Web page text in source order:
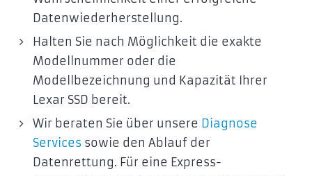
Datenwiederherstellung.
Halten Sie nach Möglichkeit die exakte
Modellnummer oder die
Modellbezeichnung und Kapazität Ihrer
Lexar SSD bereit.
Wir beraten Sie über unsere Diagnose
Services sowie den Ablauf der
Datenrettung. Für eine Express-